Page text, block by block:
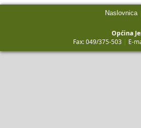
Naslovnica
Općina
Fax: 049/375-503 | E-